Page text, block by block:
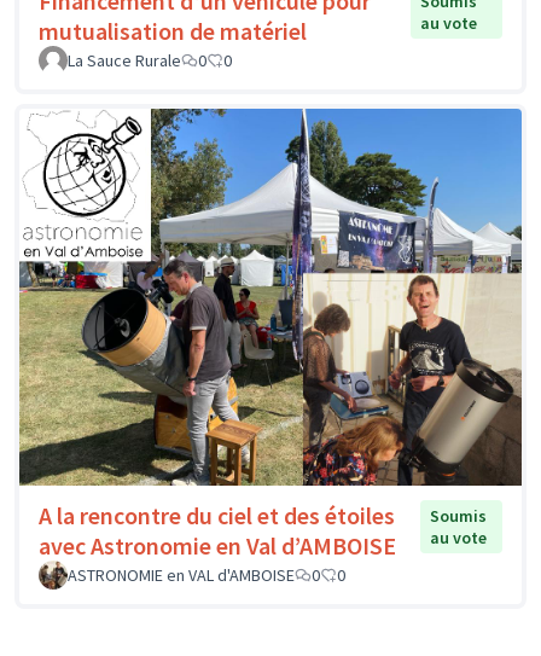
mutualisation de matériel
au vote
La Sauce Rurale
0 0
A la rencontre du ciel et des étoiles
avec Astronomie en Val d’AMBOISE
Soumis
au vote
ASTRONOMIE en VAL d'AMBOISE
0 0